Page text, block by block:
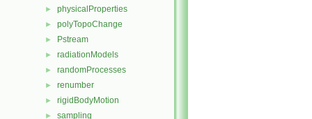
► physicalProperties
► polyTopoChange
► Pstream
► radiationModels
► randomProcesses
► renumber
► rigidBodyMotion
► sampling